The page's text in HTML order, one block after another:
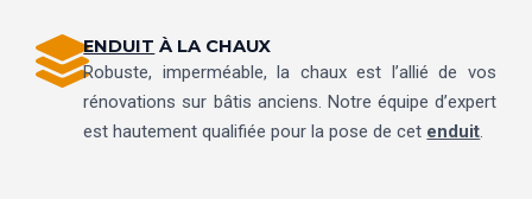
ENDUIT À LA CHAUX
Robuste, imperméable, la chaux est l’allié de vos
rénovations sur bâtis anciens. Notre équipe d’expert
est hautement qualifiée pour la pose de cet enduit.